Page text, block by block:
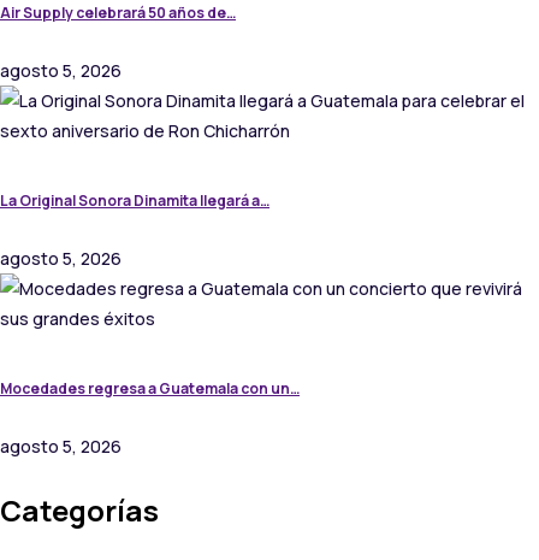
Air Supply celebrará 50 años de…
agosto 5, 2026
La Original Sonora Dinamita llegará a…
agosto 5, 2026
Mocedades regresa a Guatemala con un…
agosto 5, 2026
Categorías